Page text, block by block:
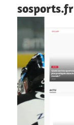
sosports.fr